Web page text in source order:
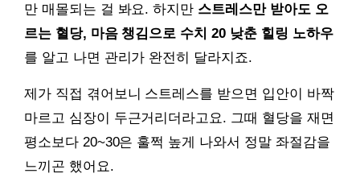
만 매몰되는 걸 봐요. 하지만 스트레스만 받아도 오
르는 혈당, 마음 챙김으로 수치 20 낮춘 힐링 노하우
를 알고 나면 관리가 완전히 달라지죠.
제가 직접 겪어보니 스트레스를 받으면 입안이 바짝
마르고 심장이 두근거리더라고요. 그때 혈당을 재면
평소보다 20~30은 훌쩍 높게 나와서 정말 좌절감을
느끼곤 했어요.